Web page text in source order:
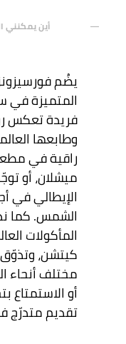
أين يمكنني
يضُم
المتميزة
فريدة تعكس
وطابعها
راقية في
ميشلان، أو
الإيطالي في
الشمس. كما
المأكولات
كيتشن،
مختلف أنحاء
أو الاستمتاع
تقديم متدرّج